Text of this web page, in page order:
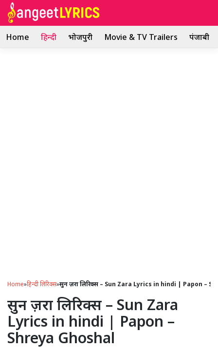
Skip
Home हिन्दी भोजपुरी Movie & TV Trailers पंजाबी
Home»हिन्दी लिरिक्स»सुन ज़रा लिरिक्स – Sun Zara Lyrics in hindi | Papon –
सुन ज़रा लिरिक्स – Sun Zara
Lyrics in hindi | Papon –
Shreya Ghoshal